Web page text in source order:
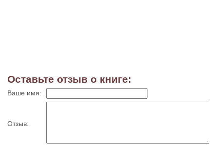
Оставьте отзыв о книге:
Ваше имя:
Отзыв: